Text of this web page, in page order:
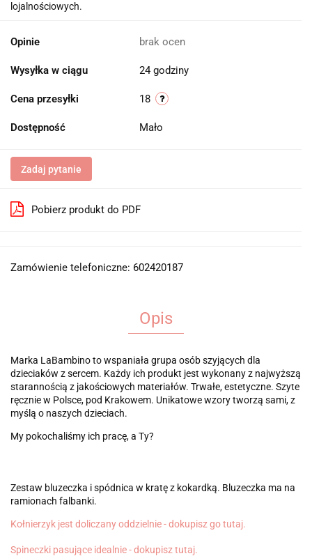
lojalnościowych.
Opinie brak ocen
Wysyłka w ciągu 24 godziny
Cena przesyłki 18
Dostępność Mało
Zadaj pytanie
Pobierz produkt do PDF
Zamówienie telefoniczne: 602420187
Opis
Marka LaBambino to wspaniała grupa osób szyjących dla
dzieciaków z sercem. Każdy ich produkt jest wykonany z najwyższą
starannością z jakościowych materiałów. Trwałe, estetyczne. Szyte
ręcznie w Polsce, pod Krakowem. Unikatowe wzory tworzą sami, z
myślą o naszych dzieciach.
My pokochaliśmy ich pracę, a Ty?
Zestaw bluzeczka i spódnica w kratę z kokardką. Bluzeczka ma na
ramionach falbanki.
Kołnierzyk jest doliczany oddzielnie - dokupisz go tutaj.
Spineczki pasujące idealnie - dokupisz tutaj.